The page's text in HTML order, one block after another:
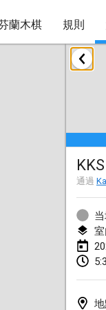
蘭木棋 規則
通過
2020